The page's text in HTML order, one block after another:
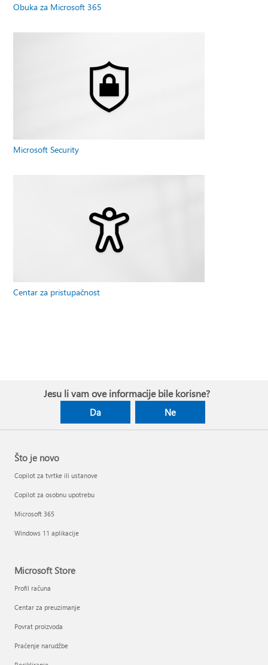
Obuka za Microsoft 365
Microsoft Security
Centar za pristupačnost
Jesu li vam ove informacije bile korisne?
Da Ne
Što je novo
Copilot za tvrtke ili ustanove
Copilot za osobnu upotrebu
Microsoft 365
Windows 11 aplikacije
Microsoft Store
Profil računa
Centar za preuzimanje
Povrat proizvoda
Praćenje narudžbe